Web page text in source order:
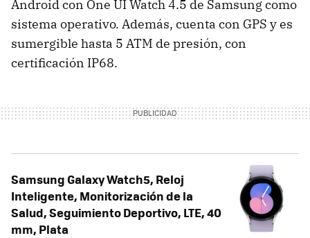
Android con One UI Watch 4.5 de Samsung como
sistema operativo. Además, cuenta con GPS y es
sumergible hasta 5 ATM de presión, con
certificación IP68.
Samsung Galaxy Watch5, Reloj
Inteligente, Monitorización de la
Salud, Seguimiento Deportivo, LTE, 40
mm, Plata